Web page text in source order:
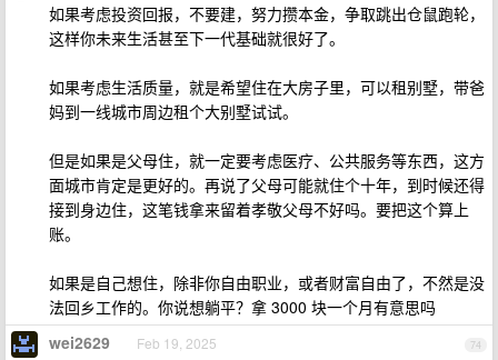
如果考虑投资回报，不要建，努力攒本金，争取跳出仓鼠跑轮，
这样你未来生活甚至下一代基础就很好了。
如果考虑生活质量，就是希望住在大房子里，可以租别墅，带爸
妈到一线城市周边租个大别墅试试。
但是如果是父母住，就一定要考虑医疗、公共服务等东西，这方
面城市肯定是更好的。再说了父母可能就住个十年，到时候还得
接到身边住，这笔钱拿来留着孝敬父母不好吗。要把这个算上
账。
如果是自己想住，除非你自由职业，或者财富自由了，不然是没
法回乡工作的。你说想躺平？拿 3000 块一个月有意思吗
74
wei2629 Feb 19, 2025